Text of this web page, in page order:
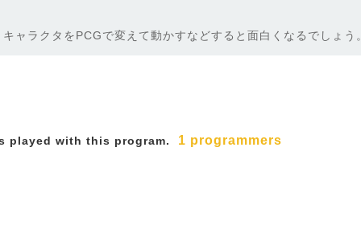
キャラクタをPCGで変えて動かすなどすると面白くなるでしょう
played with this program. 1 programmers